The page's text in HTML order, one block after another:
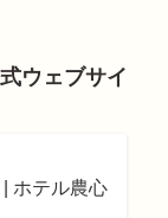
ウェブサイ
ホテル農心